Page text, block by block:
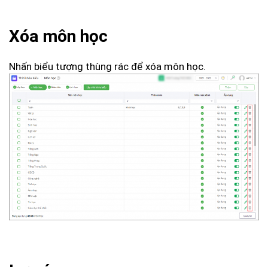
Xóa môn học
Nhấn biểu tượng thùng rác để xóa môn học.